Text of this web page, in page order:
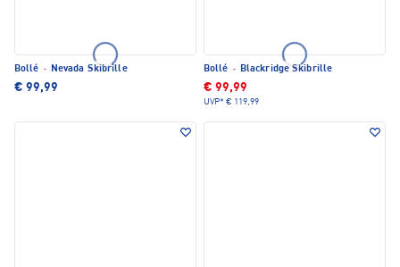
Bollé · Nevada Skibrille
€ 99,99
Bollé · Blackridge Skibrille
€ 99,99
UVP* € 119,99